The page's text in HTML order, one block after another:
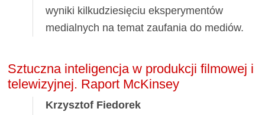
wyniki kilkudziesięciu eksperymentów
medialnych na temat zaufania do mediów.
Sztuczna inteligencja w produkcji filmowej i
telewizyjnej. Raport McKinsey
Krzysztof Fiedorek